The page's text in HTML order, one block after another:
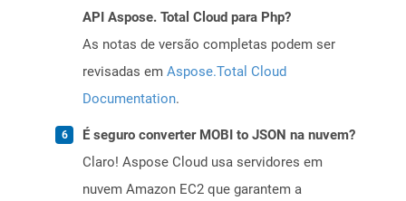
API Aspose. Total Cloud para Php?
As notas de versão completas podem ser
revisadas em Aspose.Total Cloud
Documentation.
É seguro converter MOBI to JSON na nuvem?
Claro! Aspose Cloud usa servidores em
nuvem Amazon EC2 que garantem a